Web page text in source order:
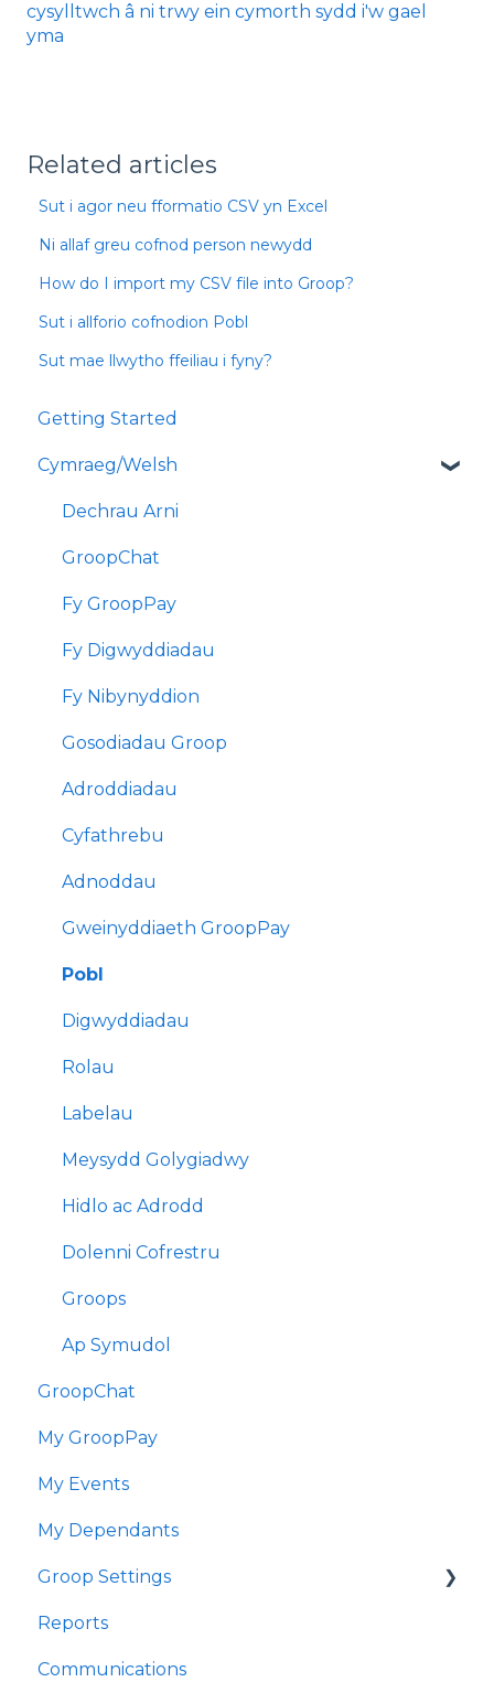
cysylltwch â ni trwy ein cymorth sydd i'w gael
yma
Related articles
Sut i agor neu fformatio CSV yn Excel
Ni allaf greu cofnod person newydd
How do I import my CSV file into Groop?
Sut i allforio cofnodion Pobl
Sut mae llwytho ffeiliau i fyny?
Getting Started
Cymraeg/Welsh
Dechrau Arni
GroopChat
Fy GroopPay
Fy Digwyddiadau
Fy Nibynyddion
Gosodiadau Groop
Adroddiadau
Cyfathrebu
Adnoddau
Gweinyddiaeth GroopPay
Pobl
Digwyddiadau
Rolau
Labelau
Meysydd Golygiadwy
Hidlo ac Adrodd
Dolenni Cofrestru
Groops
Ap Symudol
GroopChat
My GroopPay
My Events
My Dependants
Groop Settings
Stripe Payments
Reports
Communications